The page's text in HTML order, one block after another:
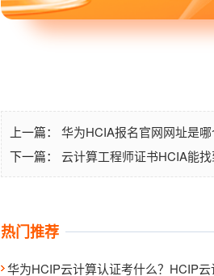
上一篇： 华为HCIA报名官网网址是哪
下一篇： 云计算工程师证书HCIA能
热门推荐